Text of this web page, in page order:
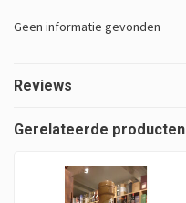
Geen informatie gevonden
Reviews
Gerelateerde producten